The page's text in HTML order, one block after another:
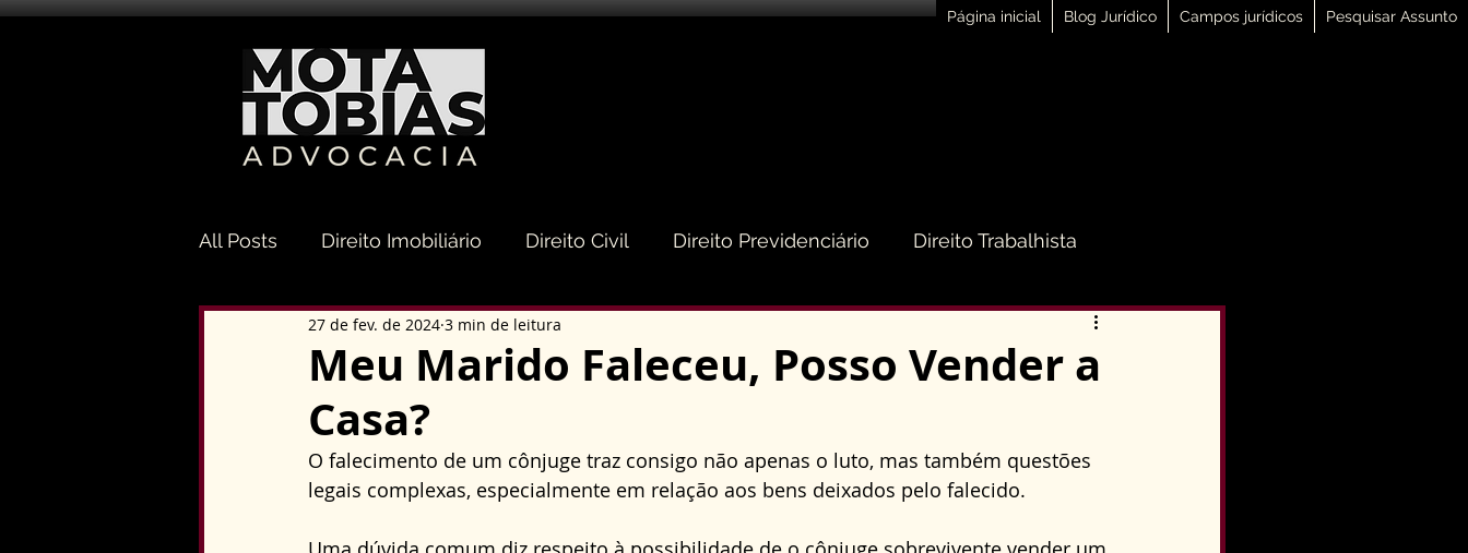
Página inicial Blog Jurídico Campos jurídicos Pesquisar Assunto
All Posts Direito Imobiliário Direito Civil Direito Previdenciário Direito Trabalhista
Direito Sucessório Direito do Consumidor
Direito Tributário
Direito Constitucional Direito Administrativo Direito da Saúde condo Direito Condominial
Meu Marido Faleceu, Posso Vender a
Casa?
27 de fev. de 2024 3 min de leitura
O falecimento de um cônjuge traz consigo não apenas o luto, mas também questões
legais complexas, especialmente em relação aos bens deixados pelo falecido.